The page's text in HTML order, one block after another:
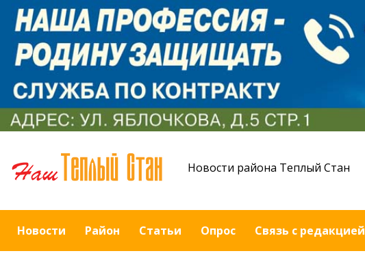
Новости района Теплый Стан
Новости Район Статьи Опрос Связь с редакцией